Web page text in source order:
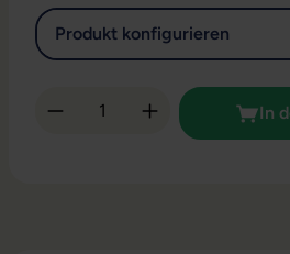
Produkt konfigurieren
Produkt Anzahl: GibIn